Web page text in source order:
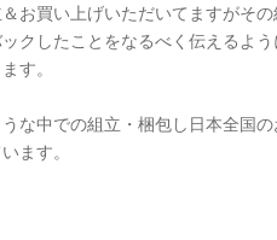
お買い上げいただいてますがその
クしたことをなるべく伝えるよ
す。
な中での組立・梱包し日本全国
ます。